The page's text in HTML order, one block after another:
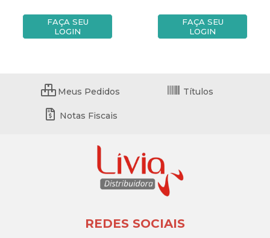
FAÇA SEU
LOGIN
FAÇA SEU
LOGIN
Meus Pedidos Títulos
Notas Fiscais
REDES SOCIAIS